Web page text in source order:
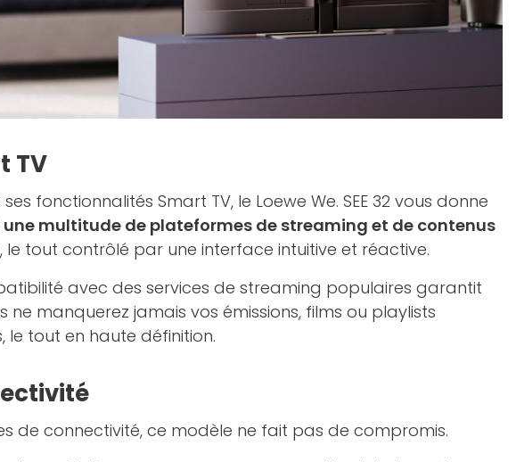
TV
fonctionnalités Smart TV, le Loewe We. SEE 32 vous donne
une multitude de plateformes de streaming et de contenus
, le tout contrôlé par une interface intuitive et réactive.
avec des services de streaming populaires garantit
ne manquerez jamais vos émissions, films ou playlists
le tout en haute définition.
de connectivité, ce modèle ne fait pas de compromis.